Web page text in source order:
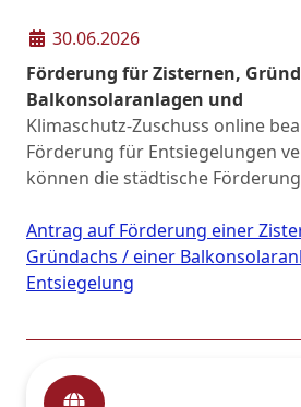
30.06.2026
Förderung für Zisternen,
Balkonsolaranlagen und
Entsiegelungsmaßnahmen
Klimaschutz-Zuschuss online
Förderung für Entsiegelungen
können die städtische
Entsiegelungsmaßnahmen ganz
über unser Serviceportal
Die Antragsfrist für die
Antrag auf Förderung einer
Gründachs / einer
Entsiegelung